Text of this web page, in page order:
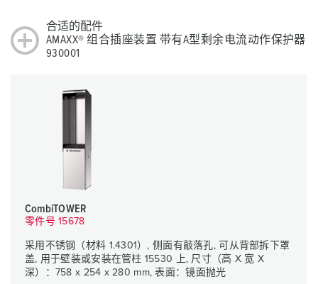
合适的配件
AMAXX® 组合插座装置 带有A型剩余电流动作保护器
930001
CombiTOWER
零件号 15678
采用不锈钢（材料 1.4301）, 侧面有敲落孔, 可从背部拆下罩
盖, 用于壁装或安装在管柱 15530 上, 尺寸（高 X 宽 X
深）：758 x 254 x 280 mm, 表面：镜面抛光